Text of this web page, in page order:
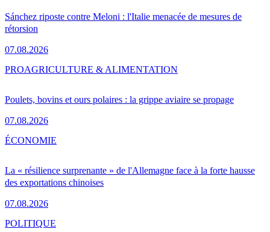
Sánchez riposte contre Meloni : l'Italie menacée de mesures de
rétorsion
07.08.2026
Poulets, bovins et ours polaires : la grippe aviaire se propage
07.08.2026
PROAGRICULTURE & ALIMENTATION
La « résilience surprenante » de l'Allemagne face à la forte hausse
des exportations chinoises
07.08.2026
ÉCONOMIE
POLITIQUE